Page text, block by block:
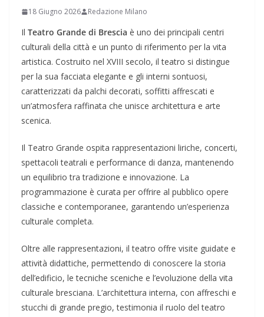
18 Giugno 2026 Redazione Milano
Il Teatro Grande di Brescia è uno dei principali centri
culturali della città e un punto di riferimento per la vita
artistica. Costruito nel XVIII secolo, il teatro si distingue
per la sua facciata elegante e gli interni sontuosi,
caratterizzati da palchi decorati, soffitti affrescati e
un’atmosfera raffinata che unisce architettura e arte
scenica.
Il Teatro Grande ospita rappresentazioni liriche, concerti,
spettacoli teatrali e performance di danza, mantenendo
un equilibrio tra tradizione e innovazione. La
programmazione è curata per offrire al pubblico opere
classiche e contemporanee, garantendo un’esperienza
culturale completa.
Oltre alle rappresentazioni, il teatro offre visite guidate e
attività didattiche, permettendo di conoscere la storia
dell’edificio, le tecniche sceniche e l’evoluzione della vita
culturale bresciana. L’architettura interna, con affreschi e
stucchi di grande pregio, testimonia il ruolo del teatro